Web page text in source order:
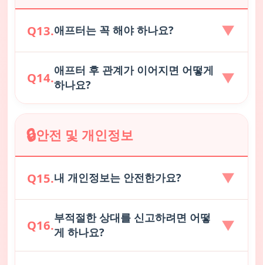
마시고, 상대방이 불편해하는 주제는 피해 주세요.
저희는 안전한 만남 문화를 지향합니다.
Q13.애프터는 꼭 해야 하나요? ▼
애프터는선택사항입니다. 서로 충분히 대화를 나
누고, 양측이 원할 때 진행하시면 됩니다. 무리하게
만남을 요구하거나, 상대방의 의사를 무시하는 행
Q14.애프터 후 관계가 이어지면 어떻게
하나요?
▼
알려주세요! 성공 후기 게시판
시면 다른 회원들에게 큰 용기가 됩니다. 또한 이후
에는 두 분의 행복을 응원하며, 필요 시 프로필을 비
공개로 전환하실 수 있습니다.
🔒안전 및 개인정보
Q15.내 개인정보는 안전한가요? ▼
모든 개인정보는 암호화되어 저장되며, 외부에 유
출되지 않습니다. 연락처, 주소 등 민감한 정보는 상
대방에게 공개되지 않습니다. 안전한 만남을 위해
Q16.부적절한 상대를 신고하려면 어떻
게 하나요?
▼